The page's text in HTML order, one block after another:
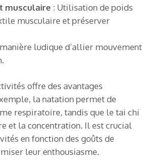
musculaire : Utilisation de poids
musculaire et préserver
ludique d’allier mouvement
offre des avantages
la natation permet de
respiratoire, tandis que le tai chi
et la concentration. Il est crucial
en fonction des goûts de
leur enthousiasme.